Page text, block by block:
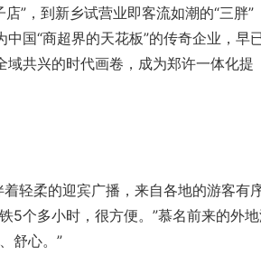
”，到新乡试营业即客流如潮的“三胖”
国“商超界的天花板”的传奇企业，早
共兴的时代画卷，成为郑许一体化提
轻柔的迎宾广播，来自各地的游客有
5个多小时，很方便。”慕名前来的外
舒心。”